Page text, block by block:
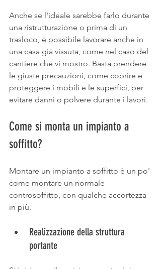
Anche se l'ideale sarebbe farlo durante
una ristrutturazione o prima di un
trasloco, è possibile lavorare anche in
una casa già vissuta, come nel caso del
cantiere che vi mostro. Basta prendere
le giuste precauzioni, come coprire e
proteggere i mobili e le superfici, per
evitare danni o polvere durante i lavori.
Come si monta un impianto a
soffitto?
Montare un impianto a soffitto è un po'
come montare un normale
controsoffitto, con qualche accortezza
in più.
Realizzazione della struttura
portante